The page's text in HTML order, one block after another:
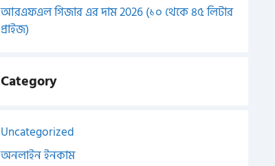
আরএফএল গিজার এর দাম 2026 (১০ থেকে ৪৫ লিটার
প্রাইজ)
Category
Uncategorized
অনলাইন ইনকাম